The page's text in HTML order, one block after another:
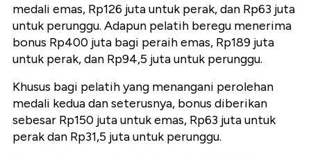
medali emas, Rp126 juta untuk perak, dan Rp63 juta
untuk perunggu. Adapun pelatih beregu menerima
bonus Rp400 juta bagi peraih emas, Rp189 juta
untuk perak, dan Rp94,5 juta untuk perunggu.
Khusus bagi pelatih yang menangani perolehan
medali kedua dan seterusnya, bonus diberikan
sebesar Rp150 juta untuk emas, Rp63 juta untuk
perak dan Rp31,5 juta untuk perunggu.